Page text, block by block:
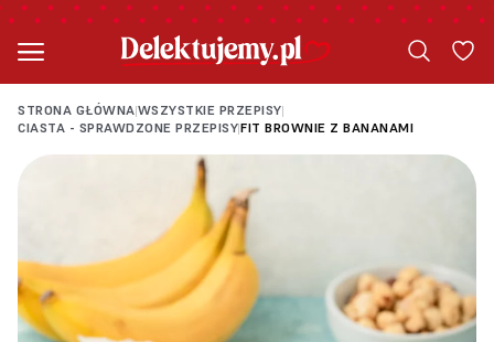
STRONA GŁÓWNA|WSZYSTKIE PRZEPISY|
CIASTA - SPRAWDZONE PRZEPISY|FIT BROWNIE Z BANANAMI